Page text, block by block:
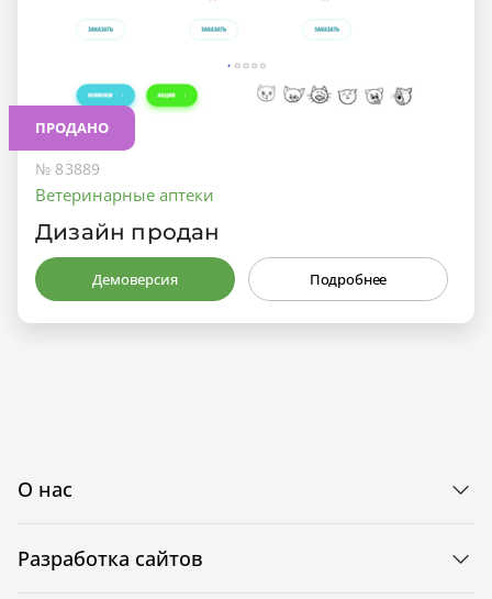
ПРОДАНО
№ 83889
Ветеринарные аптеки
Дизайн продан
Демоверсия Подробнее
О нас
Разработка сайтов